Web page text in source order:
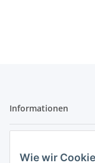
Wie wir
Informationen